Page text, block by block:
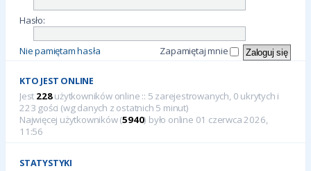
Hasło:
Nie pamiętam hasła Zapamiętaj mnie
KTO JEST ONLINE
Jest 228użytkowników online :: 5 zarejestrowanych, 0 ukrytych i
223 gości (wg danych z ostatnich 5 minut)
Najwięcej użytkowników (5940) było online 01 czerwca 2026,
11:56
STATYSTYKI